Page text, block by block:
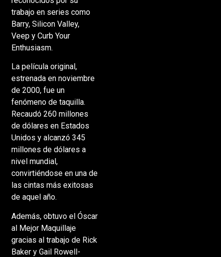
trabajo en series como
Barry, Silicon Valley,
Veep y Curb Your
Enthusiasm.
La película original,
estrenada en noviembre
de 2000, fue un
fenómeno de taquilla.
Recaudó 260 millones
de dólares en Estados
Unidos y alcanzó 345
millones de dólares a
nivel mundial,
convirtiéndose en una de
las cintas más exitosas
de aquel año.
Además, obtuvo el Óscar
al Mejor Maquillaje
gracias al trabajo de Rick
Baker y Gail Rowell-